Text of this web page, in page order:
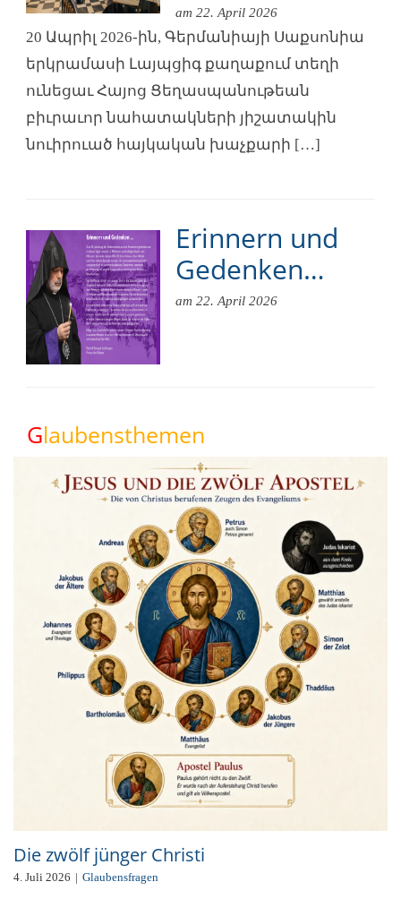
am 22. April 2026
20 Ապրիլ 2026-ին, Գերմանիայի Սաքսոնիա
երկրամասի Լայպցիգ քաղաքում տեղի
ունեցաւ Հայոց Ցեղասպանութեան
բիւրաւոր նահատակների յիշատակին
նուիրուած հայկական խաչքարի […]
Erinnern und
Gedenken…
am 22. April 2026
Glaubensthemen
Die zwölf jünger Christi
4. Juli 2026 | Glaubensfragen